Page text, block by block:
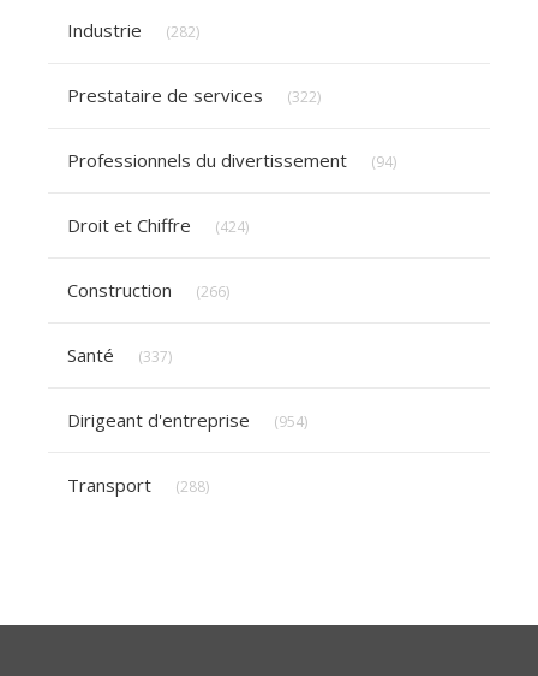
Industrie (282)
Prestataire de services (322)
Professionnels du divertissement (94)
Droit et Chiffre (424)
Construction (266)
Santé (337)
Dirigeant d'entreprise (954)
Transport (288)